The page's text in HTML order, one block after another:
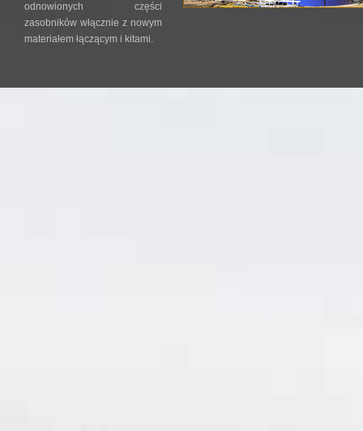
odnowionych części
zasobników włącznie z nowym
materiałem łączącym i kitami.